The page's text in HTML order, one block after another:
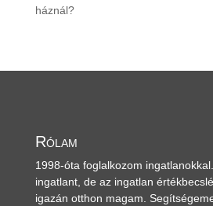
háznál?
Rólam
1998-óta foglalkozom
ingatlant, de az ingatlan
igazán otthon magam.